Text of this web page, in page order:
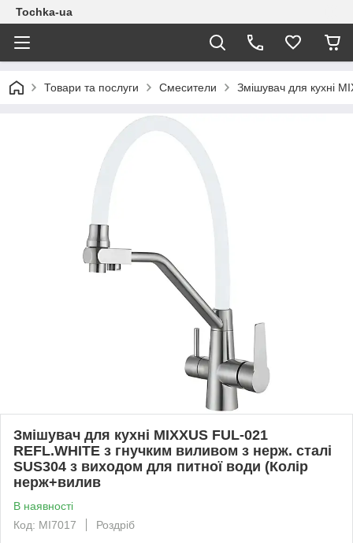
Tochka-ua
Товари та послуги Смесители Змішувач для кухні
Змішувач для кухні MIXXUS FUL-021
REFL.WHITE з гнучким виливом з нерж. сталі
SUS304 з виходом для питної води (Колір
нерж+вилив
В наявності
Код: MI7017
Роздріб